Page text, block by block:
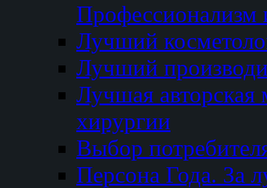
Профессионализм
Лучший
Лучший
Лучшая авторская
хирургии
Выбор
Персона Года. За